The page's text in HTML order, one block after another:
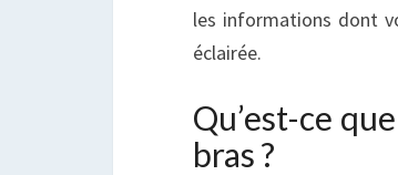
les informations dont
éclairée.
Qu’est-ce
bras ?